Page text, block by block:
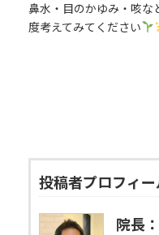
鼻水・目のかゆみ・咳な
度考えてみてください
投稿者プロフィー
院長